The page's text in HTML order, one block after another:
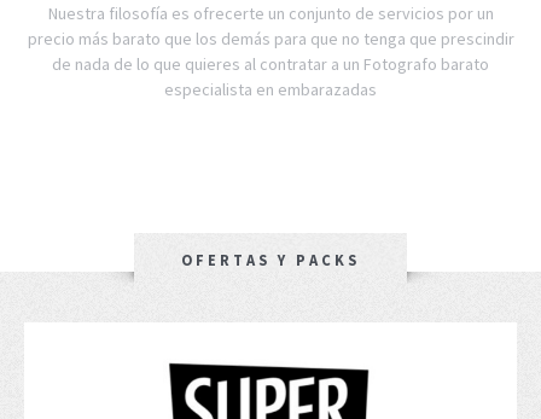
Nuestra filosofía es ofrecerte un conjunto de servicios por un
precio más barato que los demás para que no tenga que prescindir
de nada de lo que quieres al contratar a un Fotografo barato
especialista en embarazadas
OFERTAS Y PACKS